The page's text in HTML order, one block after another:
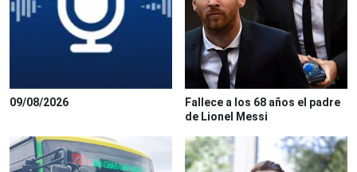
09/08/2026
Fallece a los 68 años el padre
de Lionel Messi